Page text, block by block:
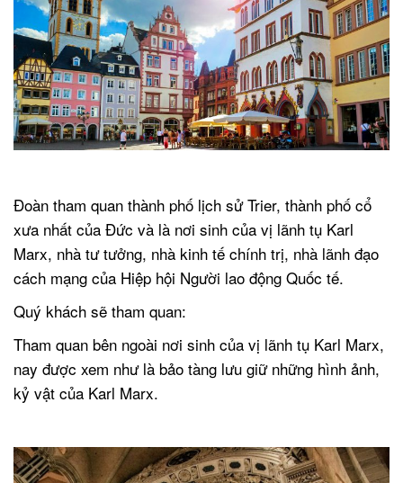
Đoàn tham quan thành phố lịch sử Trier, thành phố cổ
xưa nhất của Đức và là nơi sinh của vị lãnh tụ Karl
Marx, nhà tư tưởng, nhà kinh tế chính trị, nhà lãnh đạo
cách mạng của Hiệp hội Người lao động Quốc tế.
Quý khách sẽ tham quan:
Tham quan bên ngoài nơi sinh của vị lãnh tụ Karl Marx,
nay được xem như là bảo tàng lưu giữ những hình ảnh,
kỷ vật của Karl Marx.